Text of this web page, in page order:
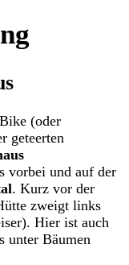
(oder
geteerten
vorbei und auf der
. Kurz vor der
zweigt links
Hier ist auch
unter Bäumen